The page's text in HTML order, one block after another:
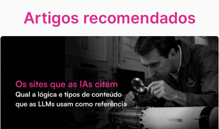
Artigos recomendados